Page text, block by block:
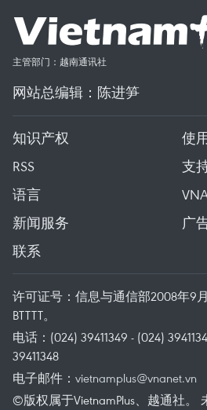
主管部门：越南通讯社
网站总编辑：陈进笋
知识产权
使
RSS
支
语言
新闻服务
广
联系
许可证号：信息与通信部2008年9月
BTTTT。
电话：(024) 39411349 - (024)
39411348
电子邮件： vietnamplus@vnanet.vn
©版权属于VietnamPlus、越通社。